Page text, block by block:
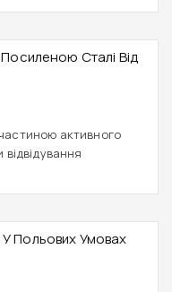
Посиленою Сталі Від
активного
Польових Умовах